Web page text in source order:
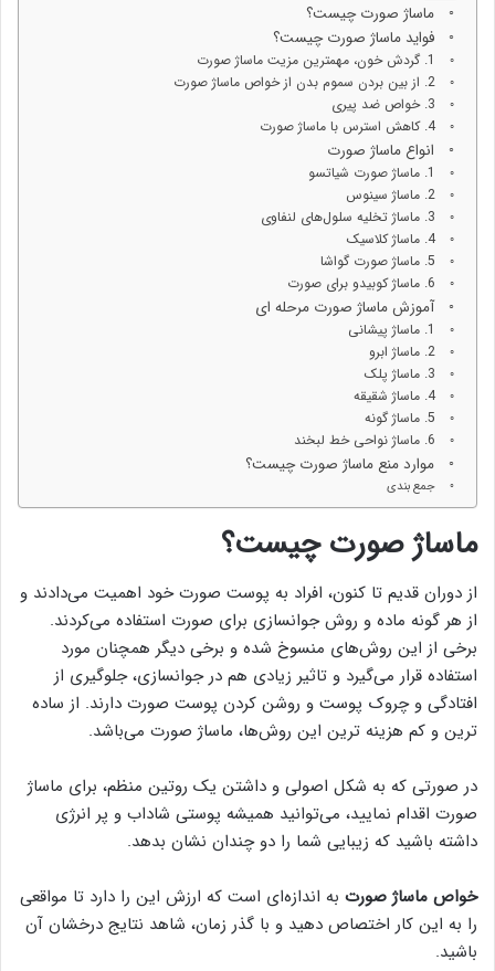
ماساژ صورت چیست؟
فواید ماساژ صورت چیست؟
1. گردش خون، مهمترین مزیت ماساژ صورت
2. از بین بردن سموم بدن از خواص ماساژ صورت
3. خواص ضد پیری
4. کاهش استرس با ماساژ صورت
انواع ماساژ صورت
1. ماساژ صورت شیاتسو
2. ماساژ سینوس
3. ماساژ تخلیه سلول‌های لنفاوی
4. ماساژ کلاسیک
5. ماساژ صورت گواشا
6. ماساژ کوبیدو برای صورت
آموزش ماساژ صورت مرحله ای
1. ماساژ پیشانی
2. ماساژ ابرو
3. ماساژ پلک
4. ماساژ شقیقه
5. ماساژ گونه
6. ماساژ نواحی خط لبخند
موارد منع ماساژ صورت چیست؟
جمع بندی
ماساژ صورت چیست؟
از دوران قدیم تا کنون، افراد به پوست صورت خود اهمیت می‌دادند و
از هر گونه ماده و روش جوانسازی برای صورت استفاده می‌کردند.
برخی از این روش‌های منسوخ شده و برخی دیگر همچنان مورد
استفاده قرار می‌گیرد و تاثیر زیادی هم در جوانسازی، جلوگیری از
افتادگی و چروک پوست و روشن کردن پوست صورت دارند. از ساده
ترین و کم هزینه ترین این روش‌ها، ماساژ صورت می‌باشد.
در صورتی که به شکل اصولی و داشتن یک روتین منظم، برای ماساژ
صورت اقدام نمایید، می‌توانید همیشه پوستی شاداب و پر انرژی
داشته باشید که زیبایی شما را دو چندان نشان بدهد.
خواص ماساژ صورت به اندازه‌ای است که ارزش این را دارد تا مواقعی
را به این کار اختصاص دهید و با گذر زمان، شاهد نتایج درخشان آن
باشید.